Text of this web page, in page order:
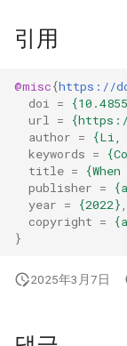
引用
@misc{https://
doi =
url =
author =
{Li,
keywords =
title =
publisher =
year = {2022},
copyright =
}
2025年3月7日